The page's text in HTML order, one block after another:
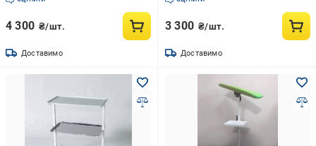
4 300 ₴/шт.
Доставимо
3 300 ₴/шт.
Доставимо